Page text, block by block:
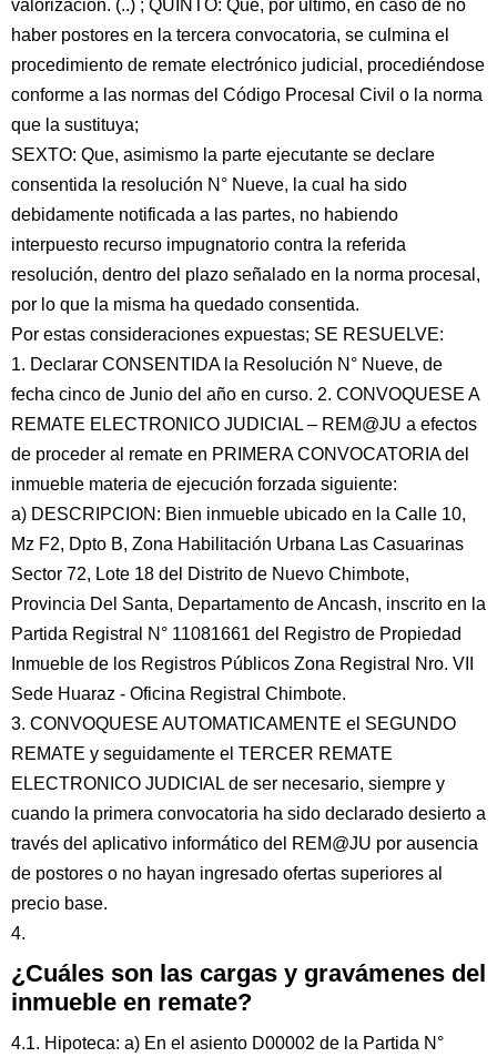
valorización. (..) ; QUINTO: Que, por último, en caso de no
haber postores en la tercera convocatoria, se culmina el
procedimiento de remate electrónico judicial, procediéndose
conforme a las normas del Código Procesal Civil o la norma
que la sustituya;
SEXTO: Que, asimismo la parte ejecutante se declare
consentida la resolución N° Nueve, la cual ha sido
debidamente notificada a las partes, no habiendo
interpuesto recurso impugnatorio contra la referida
resolución, dentro del plazo señalado en la norma procesal,
por lo que la misma ha quedado consentida.
Por estas consideraciones expuestas; SE RESUELVE:
1. Declarar CONSENTIDA la Resolución N° Nueve, de
fecha cinco de Junio del año en curso. 2. CONVOQUESE A
REMATE ELECTRONICO JUDICIAL – REM@JU a efectos
de proceder al remate en PRIMERA CONVOCATORIA del
inmueble materia de ejecución forzada siguiente:
a) DESCRIPCION: Bien inmueble ubicado en la Calle 10,
Mz F2, Dpto B, Zona Habilitación Urbana Las Casuarinas
Sector 72, Lote 18 del Distrito de Nuevo Chimbote,
Provincia Del Santa, Departamento de Ancash, inscrito en la
Partida Registral N° 11081661 del Registro de Propiedad
Inmueble de los Registros Públicos Zona Registral Nro. VII
Sede Huaraz - Oficina Registral Chimbote.
3. CONVOQUESE AUTOMATICAMENTE el SEGUNDO
REMATE y seguidamente el TERCER REMATE
ELECTRONICO JUDICIAL de ser necesario, siempre y
cuando la primera convocatoria ha sido declarado desierto a
través del aplicativo informático del REM@JU por ausencia
de postores o no hayan ingresado ofertas superiores al
precio base.
4.
¿Cuáles son las cargas y gravámenes del
inmueble en remate?
4.1. Hipoteca: a) En el asiento D00002 de la Partida N°